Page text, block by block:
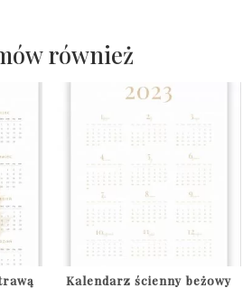
również
Kalendarz ścienny beżowy